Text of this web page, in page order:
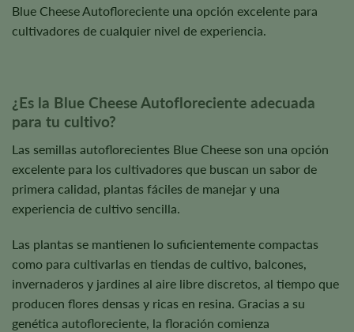
Blue Cheese Autofloreciente una opción excelente para
cultivadores de cualquier nivel de experiencia.
¿Es la Blue Cheese Autofloreciente adecuada
para tu cultivo?
Las semillas autoflorecientes Blue Cheese son una opción
excelente para los cultivadores que buscan un sabor de
primera calidad, plantas fáciles de manejar y una
experiencia de cultivo sencilla.
Las plantas se mantienen lo suficientemente compactas
como para cultivarlas en tiendas de cultivo, balcones,
invernaderos y jardines al aire libre discretos, al tiempo que
producen flores densas y ricas en resina. Gracias a su
genética autofloreciente, la floración comienza